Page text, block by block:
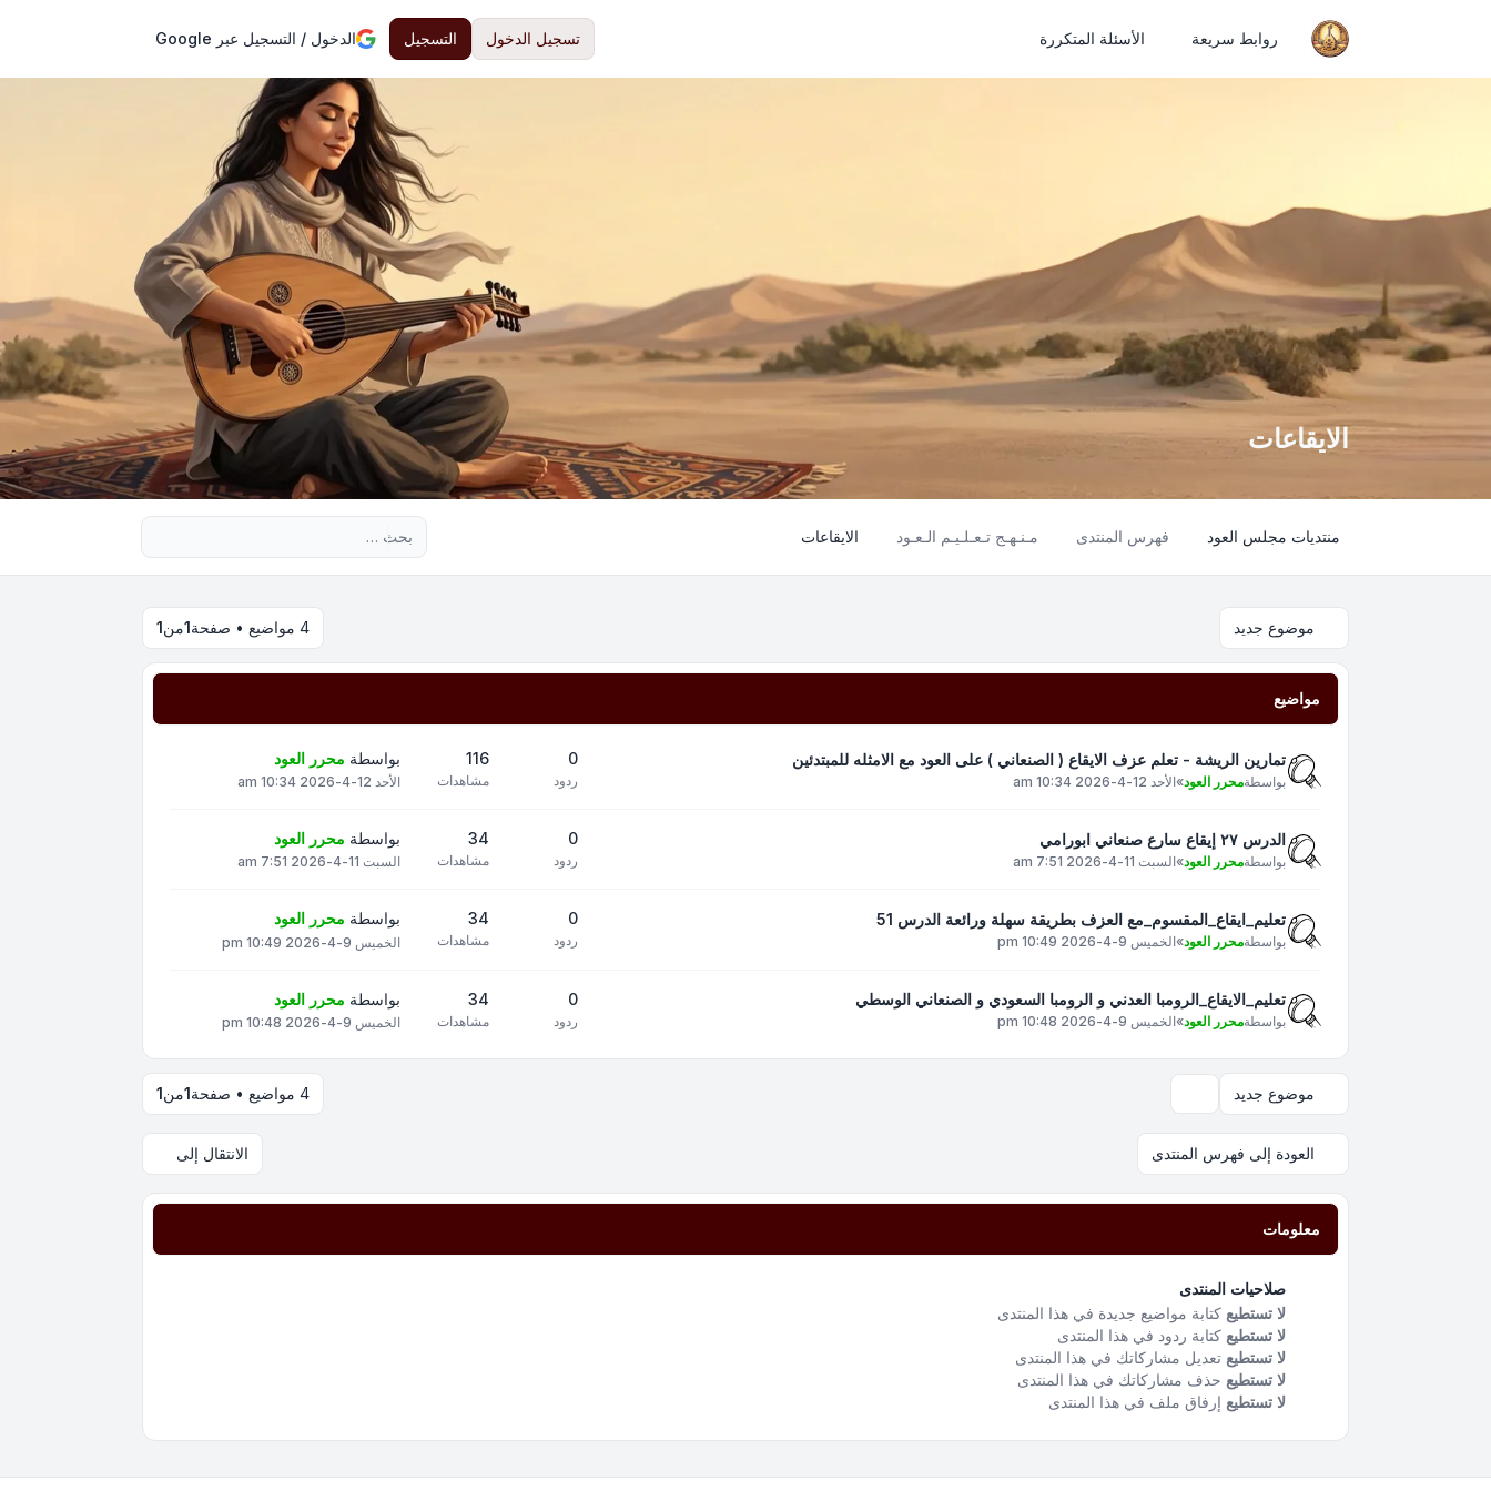
روابط سريعة الأسئلة المتكررة تسجيل الدخول التسجيل الدخول / التسجيل عبر Google
الايقاعات
منتديات مجلس العود فهرس المنتدى مـنـهـج تـعـلـيـم الـعـود الايقاعات
موضوع جديد 4 مواضيع • صفحة 1من1
مواضيع
تمارين الريشة - تعلم عزف الايقاع ( الصنعاني ) على العود مع الامثله للمبتدئين
بواسطةمحرر العود»الأحد 12-4-2026 10:34 am
0
ردود
116
مشاهدات
بواسطة محرر العود
الأحد 12-4-2026 10:34 am
الدرس ٢٧ إيقاع سارع صنعاني ابورامي
بواسطةمحرر العود»السبت 11-4-2026 7:51 am
0
ردود
34
مشاهدات
بواسطة محرر العود
السبت 11-4-2026 7:51 am
تعليم_ايقاع_المقسوم_مع العزف بطريقة سهلة ورائعة الدرس 51
بواسطةمحرر العود»الخميس 9-4-2026 10:49 pm
0
ردود
34
مشاهدات
بواسطة محرر العود
الخميس 9-4-2026 10:49 pm
تعليم_الايقاع_الرومبا العدني و الرومبا السعودي و الصنعاني الوسطي
بواسطةمحرر العود»الخميس 9-4-2026 10:48 pm
0
ردود
34
مشاهدات
بواسطة محرر العود
الخميس 9-4-2026 10:48 pm
موضوع جديد 4 مواضيع • صفحة 1من1
العودة إلى فهرس المنتدى الانتقال إلى
معلومات
صلاحيات المنتدى
لا تستطيع كتابة مواضيع جديدة في هذا المنتدى
لا تستطيع كتابة ردود في هذا المنتدى
لا تستطيع تعديل مشاركاتك في هذا المنتدى
لا تستطيع حذف مشاركاتك في هذا المنتدى
لا تستطيع إرفاق ملف في هذا المنتدى